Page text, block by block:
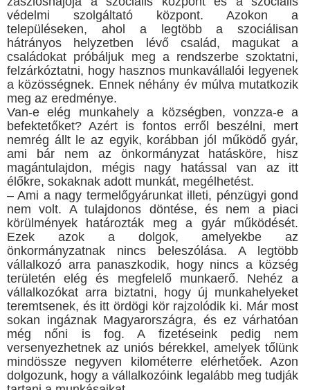
védelmi szolgáltató központ. Azokon a
településeken, ahol a legtöbb a szociálisan
hátrányos helyzetben lévő család, magukat a
családokat próbáljuk meg a rendszerbe szoktatni,
felzárkóztatni, hogy hasznos munkavállalói legyenek
a közösségnek. Ennek néhány év múlva mutatkozik
meg az eredménye.
Van-e elég munkahely a községben, vonzza-e a
befektetőket? Azért is fontos erről beszélni, mert
nemrég állt le az egyik, korábban jól működő gyár,
ami bár nem az önkormányzat hatásköre, hisz
magántulajdon, mégis nagy hatással van az itt
élőkre, sokaknak adott munkát, megélhetést.
– Ami a nagy termelőgyárunkat illeti, pénzügyi gond
nem volt. A tulajdonos döntése, és nem a piaci
körülmények határozták meg a gyár működését.
Ezek azok a dolgok, amelyekbe az
önkormányzatnak nincs beleszólása. A legtöbb
vállalkozó arra panaszkodik, hogy nincs a község
területén elég és megfelelő munkaerő. Nehéz a
vállalkozókat arra biztatni, hogy új munkahelyeket
teremtsenek, és itt ördögi kör rajzolódik ki. Már most
sokan ingáznak Magyarországra, és ez várhatóan
még nőni is fog. A fizetéseink pedig nem
versenyezhetnek az uniós bérekkel, amelyek tőlünk
mindössze negyven kilométerre elérhetőek. Azon
dolgozunk, hogy a vállalkozóink legalább meg tudják